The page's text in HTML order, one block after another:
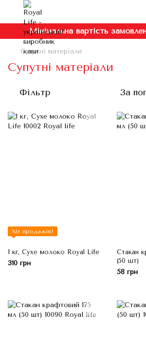
Мінімальна вартість
Супутні матеріали
Супутні матеріали
Фільтр За
Хіт продажів!
1 кг, Сухе молоко Royal Life
310 грн
Стакан
(50 шт)
58 грн